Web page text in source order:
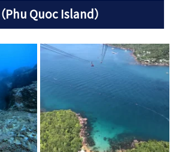
Phu Quoc Island）